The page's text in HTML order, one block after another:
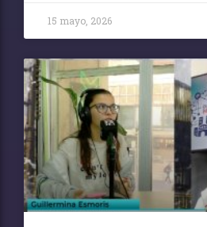
15 mayo, 2026